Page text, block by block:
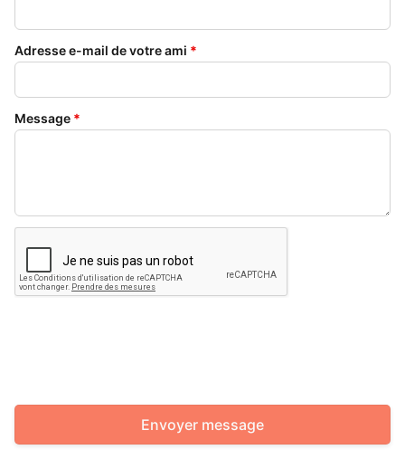
Adresse e-mail de votre ami *
Message *
Envoyer message